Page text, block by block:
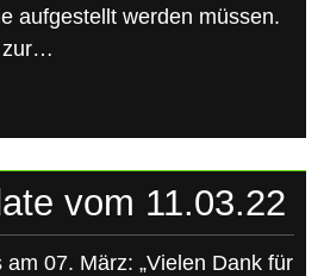
aufgestellt werden müssen.
zur…
vom 11.03.22
07. März: „Vielen Dank für